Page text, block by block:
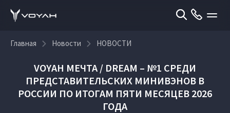
Главная Новости НОВОСТИ
VOYAH МЕЧТА / DREAM – №1 СРЕДИ
ПРЕДСТАВИТЕЛЬСКИХ МИНИВЭНОВ В
РОССИИ ПО ИТОГАМ ПЯТИ МЕСЯЦЕВ 2026
ГОДА